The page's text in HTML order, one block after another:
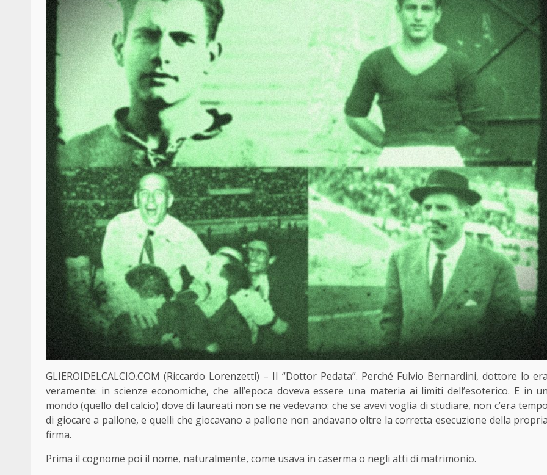
GLIEROIDELCALCIO.COM (Riccardo Lorenzetti) – Il “Dottor Pedata”. Perché Fulvio Bernardini, dottore lo era
veramente: in scienze economiche, che all’epoca doveva essere una materia ai limiti dell’esoterico. E in un
mondo (quello del calcio) dove di laureati non se ne vedevano: che se avevi voglia di studiare, non c’era tempo
di giocare a pallone, e quelli che giocavano a pallone non andavano oltre la corretta esecuzione della propria
firma.
Prima il cognome poi il nome, naturalmente, come usava in caserma o negli atti di matrimonio.